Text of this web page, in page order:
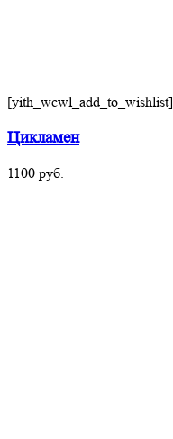
[yith_wcwl_add_to_wishlist]
Цикламен
1100 руб.